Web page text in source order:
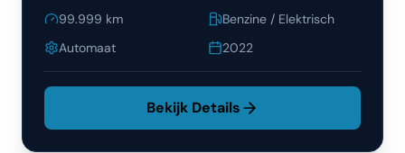
99.999 km
Benzine / Elektrisch
Automaat
2022
Bekijk Details